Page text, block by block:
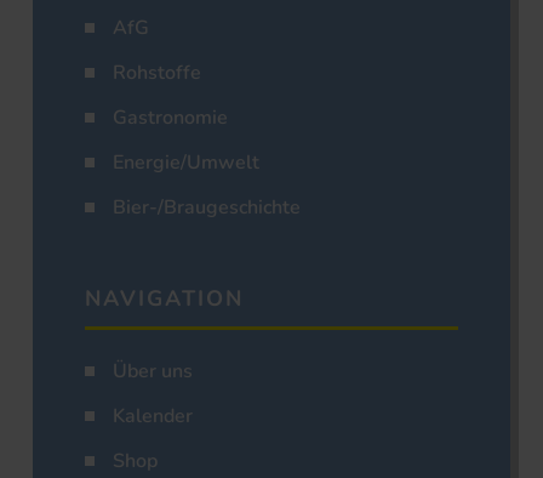
AfG
Rohstoffe
Gastronomie
Energie/Umwelt
Bier-/Braugeschichte
NAVIGATION
Über uns
Kalender
Shop